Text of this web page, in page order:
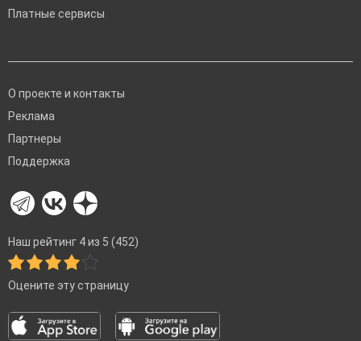
Платные сервисы
О проекте и контакты
Реклама
Партнеры
Поддержка
Наш рейтинг 4 из 5 (452)
Оцените эту страницу